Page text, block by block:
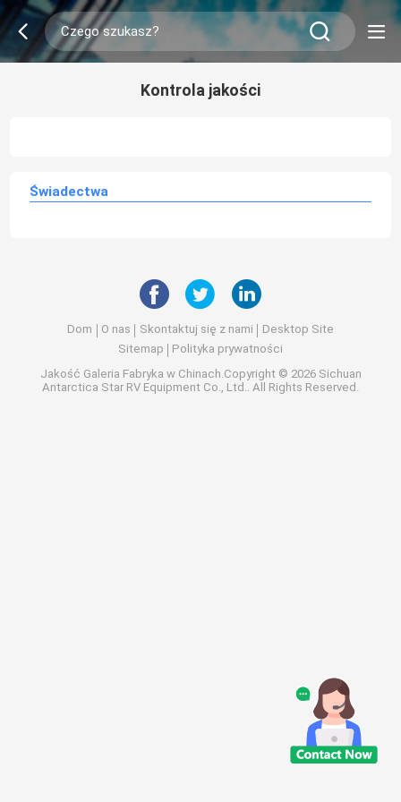
Kontrola jakości
Świadectwa
Dom O nas Skontaktuj się z nami
Desktop Site
Sitemap
Polityka prywatności
Jakość Galeria Fabryka w Chinach.Copyright © 2026 Sichuan
Antarctica Star RV Equipment Co., Ltd.. All Rights Reserved.